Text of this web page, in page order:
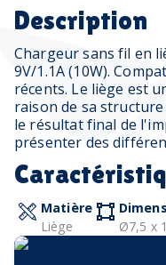
Description
Chargeur sans fil en
9V/1.1A (10W).
récents. Le liège est
raison de sa
le résultat final de
présenter des
Matière
Liège
Ø7,5 x